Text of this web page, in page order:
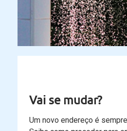
Vai se mudar?
Um novo endereço é